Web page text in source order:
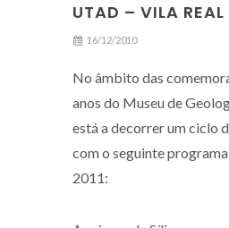
UTAD – VILA REAL
16/12/2010
No âmbito das
anos do Museu de
está a decorrer um ciclo
com o seguinte
2011: